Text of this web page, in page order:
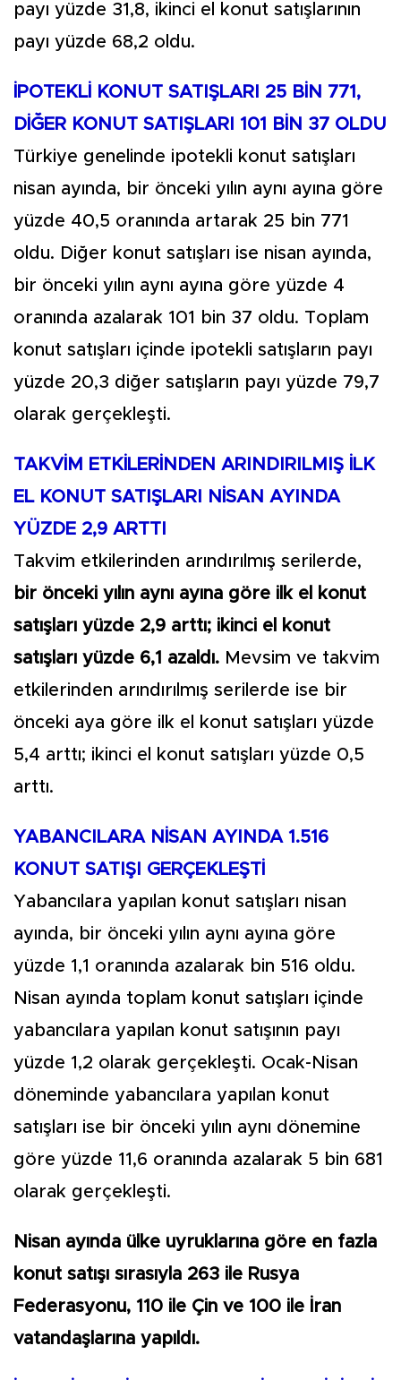
payı yüzde 31,8, ikinci el konut satışlarının
payı yüzde 68,2 oldu.
İPOTEKLİ KONUT SATIŞLARI 25 BİN 771,
DİĞER KONUT SATIŞLARI 101 BİN 37 OLDU
Türkiye genelinde ipotekli konut satışları
nisan ayında, bir önceki yılın aynı ayına göre
yüzde 40,5 oranında artarak 25 bin 771
oldu. Diğer konut satışları ise nisan ayında,
bir önceki yılın aynı ayına göre yüzde 4
oranında azalarak 101 bin 37 oldu. Toplam
konut satışları içinde ipotekli satışların payı
yüzde 20,3 diğer satışların payı yüzde 79,7
olarak gerçekleşti.
TAKVİM ETKİLERİNDEN ARINDIRILMIŞ İLK
EL KONUT SATIŞLARI NİSAN AYINDA
YÜZDE 2,9 ARTTI
Takvim etkilerinden arındırılmış serilerde,
bir önceki yılın aynı ayına göre ilk el konut
satışları yüzde 2,9 arttı; ikinci el konut
satışları yüzde 6,1 azaldı. Mevsim ve takvim
etkilerinden arındırılmış serilerde ise bir
önceki aya göre ilk el konut satışları yüzde
5,4 arttı; ikinci el konut satışları yüzde 0,5
arttı.
YABANCILARA NİSAN AYINDA 1.516
KONUT SATIŞI GERÇEKLEŞTİ
Yabancılara yapılan konut satışları nisan
ayında, bir önceki yılın aynı ayına göre
yüzde 1,1 oranında azalarak bin 516 oldu.
Nisan ayında toplam konut satışları içinde
yabancılara yapılan konut satışının payı
yüzde 1,2 olarak gerçekleşti. Ocak-Nisan
döneminde yabancılara yapılan konut
satışları ise bir önceki yılın aynı dönemine
göre yüzde 11,6 oranında azalarak 5 bin 681
olarak gerçekleşti.
Nisan ayında ülke uyruklarına göre en fazla
konut satışı sırasıyla 263 ile Rusya
Federasyonu, 110 ile Çin ve 100 ile İran
vatandaşlarına yapıldı.